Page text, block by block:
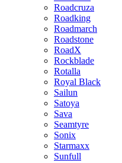
Roadcruza
Roadking
Roadmarch
Roadstone
RoadX
Rockblade
Rotalla
Royal Black
Sailun
Satoya
Sava
Seamtyre
Sonix
Starmaxx
Sunfull